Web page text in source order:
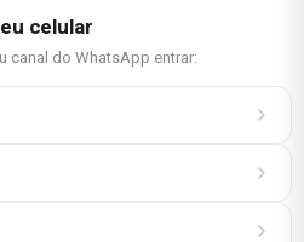
celular
canal do WhatsApp entrar: